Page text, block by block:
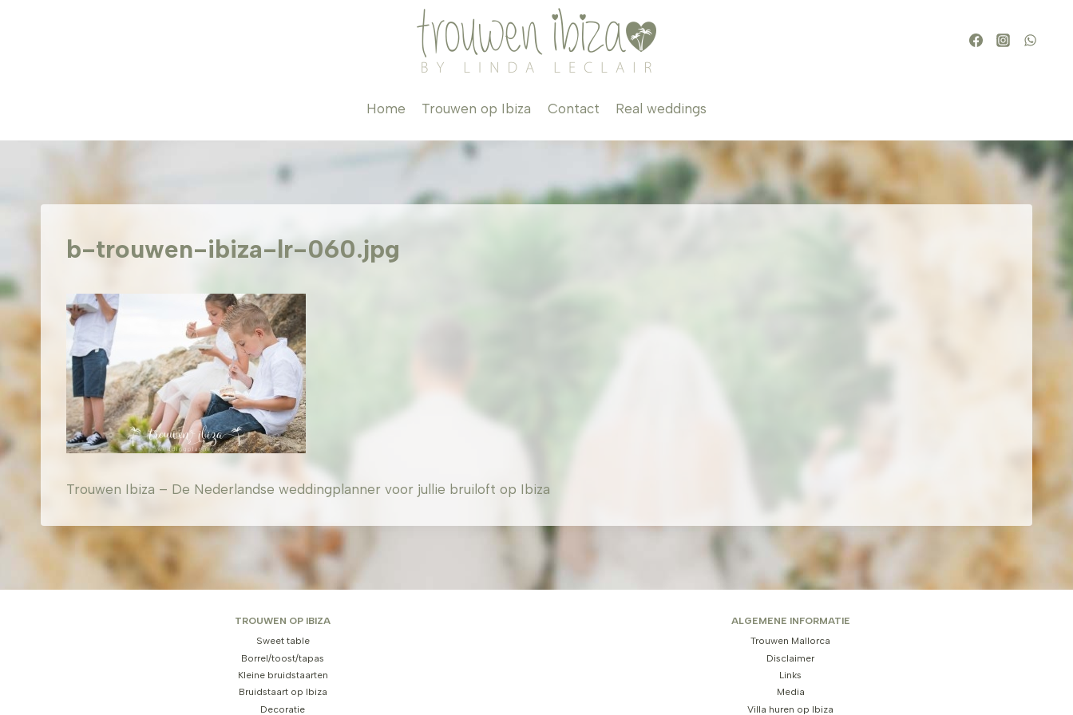
Home Trouwen op Ibiza Contact Real weddings
b-trouwen-ibiza-lr-060.jpg
Trouwen Ibiza – De Nederlandse weddingplanner voor jullie bruiloft op Ibiza
TROUWEN OP IBIZA
Sweet table
Borrel/toost/tapas
Kleine bruidstaarten
Bruidstaart op Ibiza
Decoratie
ALGEMENE INFORMATIE
Trouwen Mallorca
Disclaimer
Links
Media
Villa huren op Ibiza